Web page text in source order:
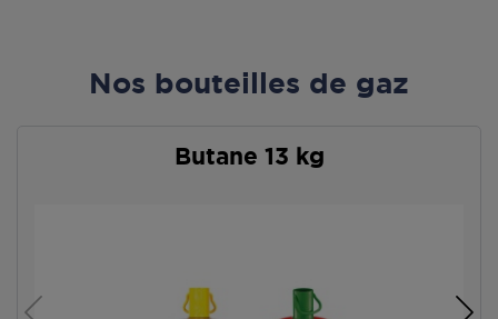
Nos bouteilles de gaz
Butane 13 kg